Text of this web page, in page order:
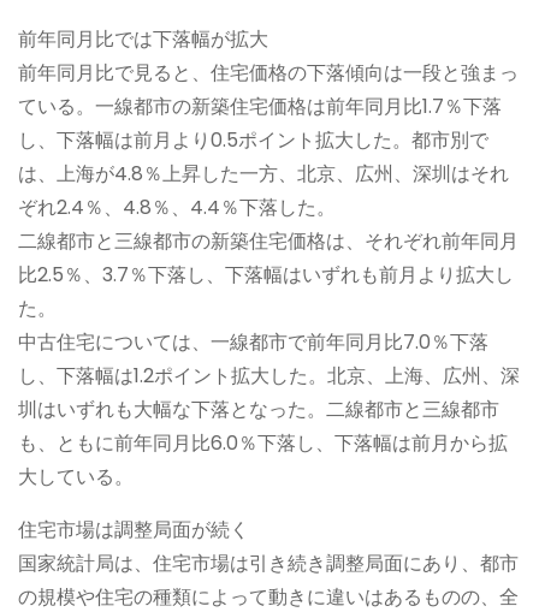
前年同月比では下落幅が拡大
前年同月比で見ると、住宅価格の下落傾向は一段と強まっ
ている。一線都市の新築住宅価格は前年同月比1.7％下落
し、下落幅は前月より0.5ポイント拡大した。都市別で
は、上海が4.8％上昇した一方、北京、広州、深圳はそれ
ぞれ2.4％、4.8％、4.4％下落した。
二線都市と三線都市の新築住宅価格は、それぞれ前年同月
比2.5％、3.7％下落し、下落幅はいずれも前月より拡大し
た。
中古住宅については、一線都市で前年同月比7.0％下落
し、下落幅は1.2ポイント拡大した。北京、上海、広州、深
圳はいずれも大幅な下落となった。二線都市と三線都市
も、ともに前年同月比6.0％下落し、下落幅は前月から拡
大している。
住宅市場は調整局面が続く
国家統計局は、住宅市場は引き続き調整局面にあり、都市
の規模や住宅の種類によって動きに違いはあるものの、全